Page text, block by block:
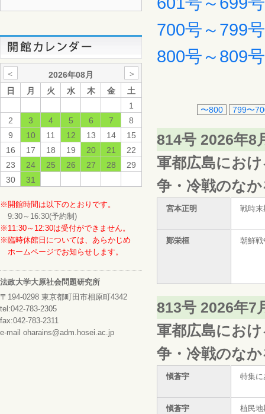
＜ 2026年08月
＞
日
月 火 水 木 金
土
1
2
3 4 5 6 7
8
9
10 11 12 13 14
15
16
17 18 19 20 21
22
23
24 25 26 27 28
29
30
31
※開館時間は以下のとおりです。
9:30～16:30(予約制)
※11:30～12:30は受付ができません。
※臨時休館日については、あらかじめ
ホームページでお知らせします。
法政大学大原社会問題研究所
〒194-0298 東京都町田市相原町4342
tel:042-783-2305
fax:042-783-2311
e-mail oharains@adm.hosei.ac.jp
700号～799
800号～809
〜800 799〜
814号 2026年8
軍都広島にお
争・冷戦のな
宮本正明 戦時末
鄭栄桓 朝鮮
813号 2026年7
軍都広島にお
争・冷戦のな
愼蒼宇 特集に
愼蒼宇 植民